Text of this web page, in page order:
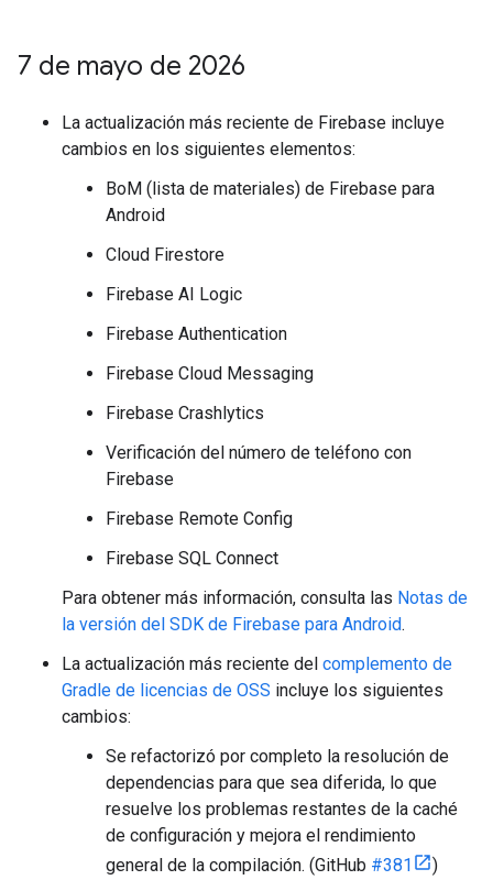
7 de mayo de 2026
La actualización más reciente de Firebase incluye
cambios en los siguientes elementos:
BoM (lista de materiales) de Firebase para
Android
Cloud Firestore
Firebase AI Logic
Firebase Authentication
Firebase Cloud Messaging
Firebase Crashlytics
Verificación del número de teléfono con
Firebase
Firebase Remote Config
Firebase SQL Connect
Para obtener más información, consulta las Notas de
la versión del SDK de Firebase para Android.
La actualización más reciente del complemento de
Gradle de licencias de OSS incluye los siguientes
cambios:
Se refactorizó por completo la resolución de
dependencias para que sea diferida, lo que
resuelve los problemas restantes de la caché
de configuración y mejora el rendimiento
general de la compilación. (GitHub #381
)